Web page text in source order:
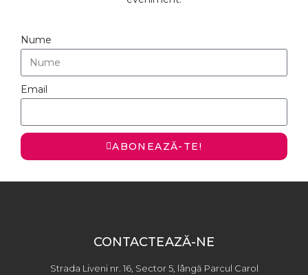
Nume
Email
ABONEAZĂ-TE!
CONTACTEAZĂ-NE
Strada Liveni nr. 16, Sector 5, lângă Parcul Carol